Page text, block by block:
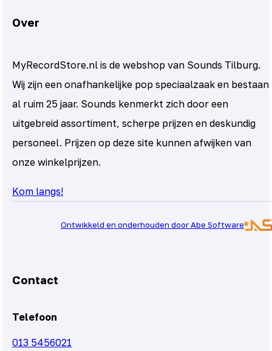
Over
MyRecordStore.nl is de webshop van Sounds Tilburg.
Wij zijn een onafhankelijke pop speciaalzaak en bestaan
al ruim 25 jaar. Sounds kenmerkt zich door een
uitgebreid assortiment, scherpe prijzen en deskundig
personeel. Prijzen op deze site kunnen afwijken van
onze winkelprijzen.
Kom langs!
Ontwikkeld en onderhouden door Abe Software
Contact
Telefoon
013 5456021